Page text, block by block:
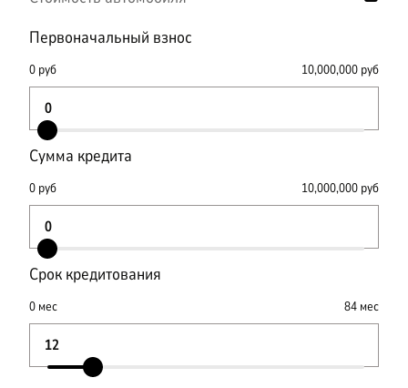
Первоначальный взнос
0 руб 10,000,000 руб
Сумма кредита
0 руб 10,000,000 руб
Срок кредитования
0 мес 84 мес